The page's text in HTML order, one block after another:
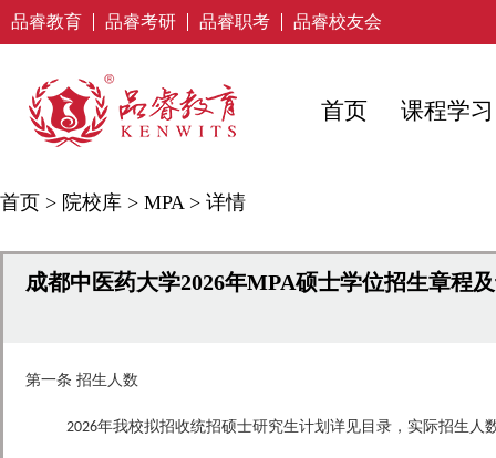
品睿教育 品睿考研 品睿职考 品睿校友会
首页 课程学习
首页 > 院校库 > MPA> 详情
成都中医药大学2026年MPA硕士学位招生章程
第一条 招生人数
2026年我校拟招收统招硕士研究生计划详见目录，实际招生人